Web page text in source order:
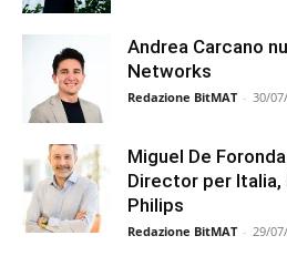
Andrea Carcano
Networks
Redazione BitMAT - 30/
Miguel De
Director per Italia,
Philips
Redazione BitMAT - 29/